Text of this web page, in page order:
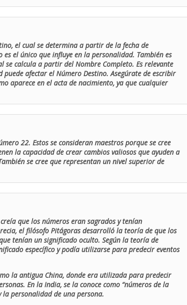
el cual se determina a partir de la fecha de
el único que influye en la personalidad. También es
se calcula a partir del Nombre Completo. Es relevante
afectar el Número Destino. Asegúrate de escribir
aparece en el acta de nacimiento, ya que cualquier
22. Estos se consideran maestros porque se cree
la capacidad de crear cambios valiosos que ayuden a
se cree que representan un nivel superior de
que los números eran sagrados y tenían
el filósofo Pitágoras desarrolló la teoría de que los
tenían un significado oculto. Según la teoría de
específico y podía utilizarse para predecir eventos
la antigua China, donde era utilizada para predecir
En la India, se la conoce como “números de la
personalidad de una persona.